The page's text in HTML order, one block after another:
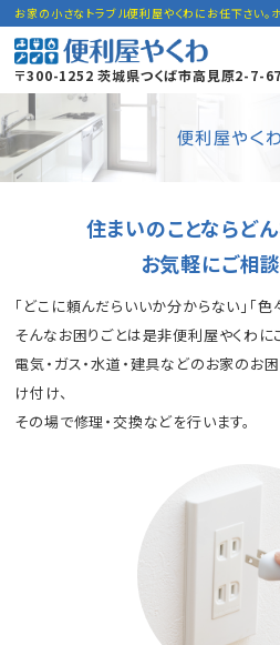
〒300-1252 茨城県つくば市高見原2-7-67
便利屋やく
住まいのことならど
お気軽にご相
「どこに頼んだらいいか分からない」「
そんなお困りごとは是非便利屋やくわに
電気・ガス・水道・建具などのお家のお
け付け、
その場で修理・交換などを行います。